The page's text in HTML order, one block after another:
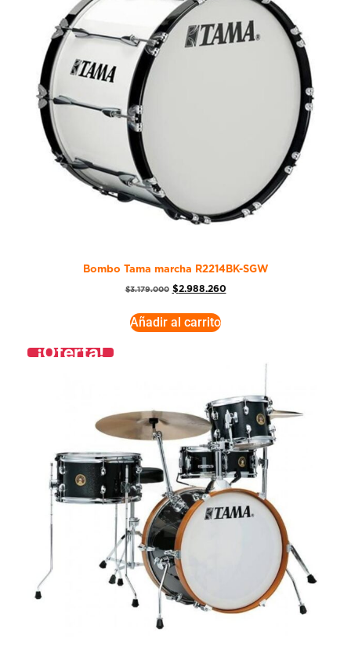
Bombo Tama marcha R2214BK-SGW
$3.179.000 $2.988.260
Añadir al carrito
¡Oferta!